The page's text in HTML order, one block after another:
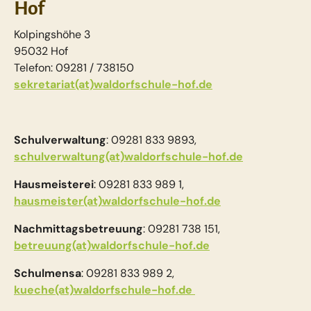
Hof
Kolpingshöhe 3
95032 Hof
Telefon: 09281 / 738150
sekretariat(at)waldorfschule-hof.de
Schulverwaltung: 09281 833 9893,
schulverwaltung(at)waldorfschule-hof.de
Hausmeisterei: 09281 833 989 1,
hausmeister(at)waldorfschule-hof.de
Nachmittagsbetreuung: 09281 738 151,
betreuung(at)waldorfschule-hof.de
Schulmensa: 09281 833 989 2,
kueche(at)waldorfschule-hof.de